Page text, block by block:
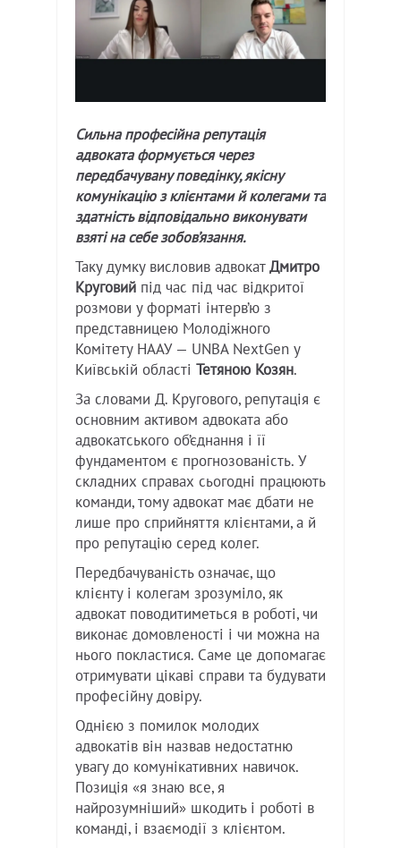
Сильна професійна репутація
адвоката формується через
передбачувану поведінку, якісну
комунікацію з клієнтами й колегами та
здатність відповідально виконувати
взяті на себе зобов’язання.
Таку думку висловив адвокат Дмитро
Круговий під час під час відкритої
розмови у форматі інтерв’ю з
представницею Молодіжного
Комітету НААУ — UNBA NextGen у
Київській області Тетяною Козян.
За словами Д. Кругового, репутація є
основним активом адвоката або
адвокатського об’єднання і її
фундаментом є прогнозованість. У
складних справах сьогодні працюють
команди, тому адвокат має дбати не
лише про сприйняття клієнтами, а й
про репутацію серед колег.
Передбачуваність означає, що
клієнту і колегам зрозуміло, як
адвокат поводитиметься в роботі, чи
виконає домовленості і чи можна на
нього покластися. Саме це допомагає
отримувати цікаві справи та будувати
професійну довіру.
Однією з помилок молодих
адвокатів він назвав недостатню
увагу до комунікативних навичок.
Позиція «я знаю все, я
найрозумніший» шкодить і роботі в
команді, і взаємодії з клієнтом.